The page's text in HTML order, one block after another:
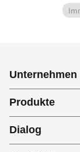
Unternehmen
Produkte
Dialog